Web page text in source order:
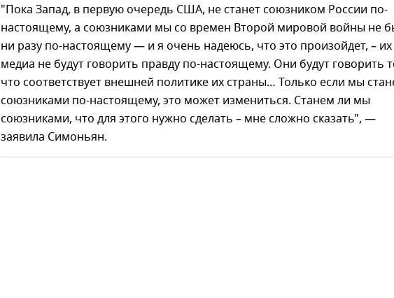
"Пока Запад, в первую очередь США, не станет союзником России по-
настоящему, а союзниками мы со времен Второй мировой войны не
ни разу по-настоящему — и я очень надеюсь, что это произойдет, – их
медиа не будут говорить правду по-настоящему. Они будут говорить
что соответствует внешней политике их страны… Только если мы
союзниками по-настоящему, это может измениться. Станем ли мы
союзниками, что для этого нужно сделать – мне сложно сказать", —
заявила Симоньян.